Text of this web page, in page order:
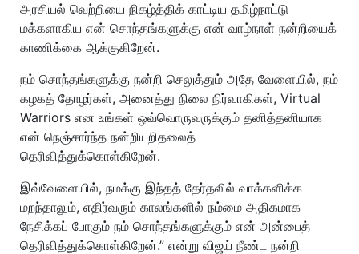
அரசியல் வெற்றியை நிகழ்த்திக் காட்டிய தமிழ்நாட்டு
மக்களாகிய என் சொந்தங்களுக்கு என் வாழ்நாள் நன்றியைக்
காணிக்கை ஆக்குகிறேன்.
நம் சொந்தங்களுக்கு நன்றி செலுத்தும் அதே வேளையில், நம்
கழகத் தோழர்கள், அனைத்து நிலை நிர்வாகிகள், Virtual
Warriors என உங்கள் ஒவ்வொருவருக்கும் தனித்தனியாக
என் நெஞ்சார்ந்த நன்றியறிதலைத்
தெரிவித்துக்கொள்கிறேன்.
இவ்வேளையில், நமக்கு இந்தத் தேர்தலில் வாக்களிக்க
மறந்தாலும், எதிர்வரும் காலங்களில் நம்மை அதிகமாக
நேசிக்கப் போகும் நம் சொந்தங்களுக்கும் என் அன்பைத்
தெரிவித்துக்கொள்கிறேன்.” என்று விஜய் நீண்ட நன்றி